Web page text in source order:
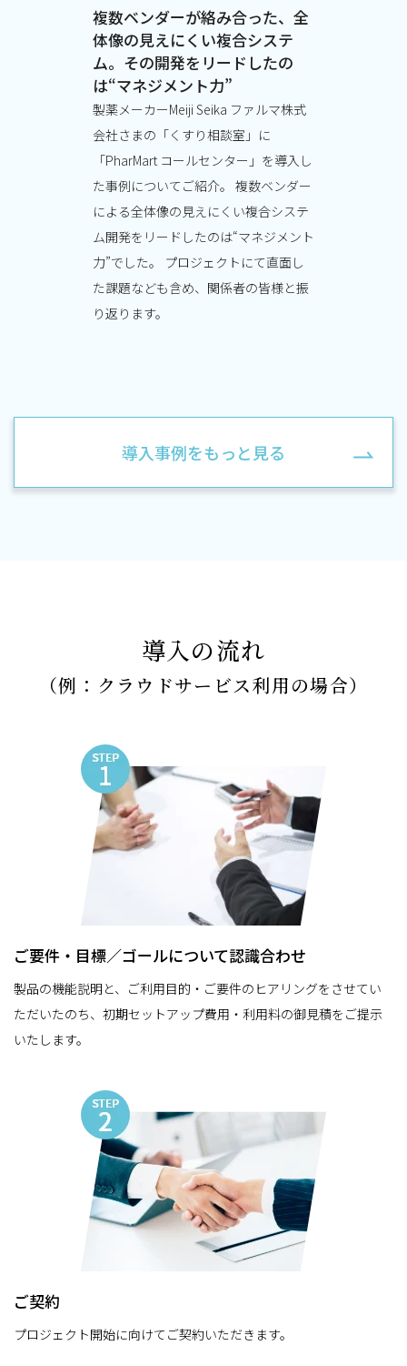
複数ベンダーが絡み合った、全
体像の見えにくい複合システ
ム。その開発をリードしたの
は“マネジメント力”
製薬メーカーMeiji Seika ファルマ株式
会社さまの「くすり相談室」に
「PharMart コールセンター」を導入し
た事例についてご紹介。 複数ベンダー
による全体像の見えにくい複合システ
ム開発をリードしたのは“マネジメント
力”でした。 プロジェクトにて直面し
た課題なども含め、関係者の皆様と振
り返ります。
導入事例をもっと見る
導入の流れ
（例：クラウドサービス利用の場合）
ご要件・目標／ゴールについて認識合わせ
製品の機能説明と、ご利用目的・ご要件のヒアリングをさせてい
ただいたのち、初期セットアップ費用・利用料の御見積をご提示
いたします。
ご契約
プロジェクト開始に向けてご契約いただきます。